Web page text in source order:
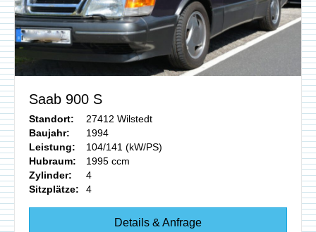
Saab 900 S
Standort:
27412 Wilstedt
Baujahr:
1994
Leistung:
104/141 (kW/PS)
Hubraum:
1995 ccm
Zylinder:
4
Sitzplätze:
4
Details & Anfrage